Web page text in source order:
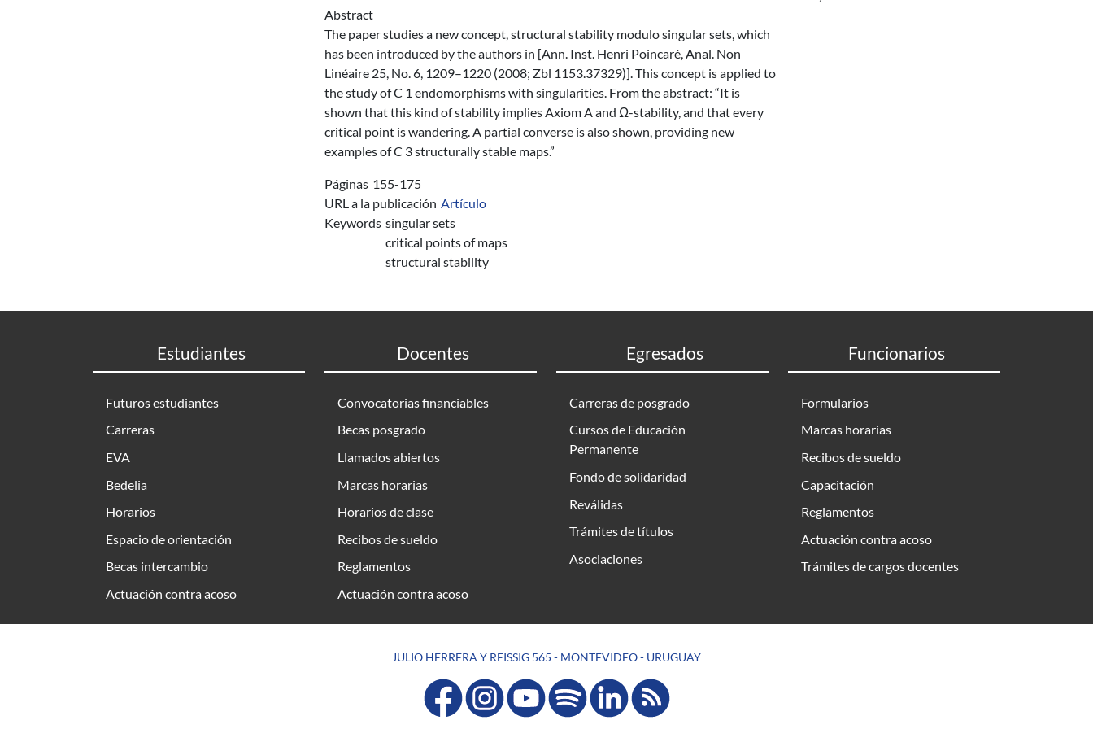
Abstract
The paper studies a new concept, structural stability modulo singular sets, which
has been introduced by the authors in [Ann. Inst. Henri Poincaré, Anal. Non
Linéaire 25, No. 6, 1209–1220 (2008; Zbl 1153.37329)]. This concept is applied to
the study of C 1 endomorphisms with singularities. From the abstract: “It is
shown that this kind of stability implies Axiom A and Ω-stability, and that every
critical point is wandering. A partial converse is also shown, providing new
examples of C 3 structurally stable maps.”
Páginas 155-175
URL a la publicación Artículo
Keywords singular sets
critical points of maps
structural stability
Estudiantes
Futuros estudiantes
Carreras
EVA
Bedelia
Horarios
Espacio de orientación
Becas intercambio
Actuación contra acoso
Docentes
Convocatorias financiables
Becas posgrado
Llamados abiertos
Marcas horarias
Horarios de clase
Recibos de sueldo
Reglamentos
Actuación contra acoso
Egresados
Carreras de posgrado
Cursos de Educación
Permanente
Fondo de solidaridad
Reválidas
Trámites de títulos
Asociaciones
Funcionarios
Formularios
Marcas horarias
Recibos de sueldo
Capacitación
Reglamentos
Actuación contra acoso
Trámites de cargos docentes
JULIO HERRERA Y REISSIG 565 - MONTEVIDEO - URUGUAY